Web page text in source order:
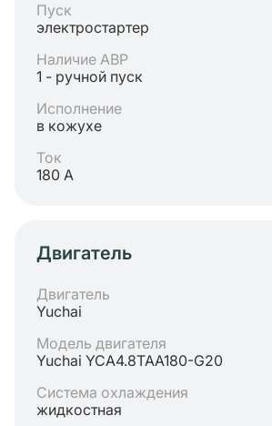
Пуск
электростартер
Наличие АВР
1 - ручной пуск
Исполнение
в кожухе
Ток
180 А
Двигатель
Двигатель
Yuchai
Модель двигателя
Yuchai YCA4.8TAA180-G20
Система охлаждения
жидкостная